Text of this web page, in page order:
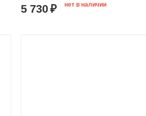
5 730₽ нет в наличии